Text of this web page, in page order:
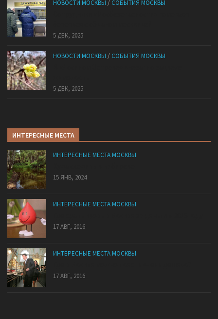
НОВОСТИ МОСКВЫ / СОБЫТИЯ МОСКВЫ
5 ДЕК, 2025
НОВОСТИ МОСКВЫ / СОБЫТИЯ МОСКВЫ
5 ДЕК, 2025
ИНТЕРЕСНЫЕ МЕСТА
ИНТЕРЕСНЫЕ МЕСТА МОСКВЫ
15 ЯНВ, 2024
ИНТЕРЕСНЫЕ МЕСТА МОСКВЫ
17 АВГ, 2016
ИНТЕРЕСНЫЕ МЕСТА МОСКВЫ
17 АВГ, 2016